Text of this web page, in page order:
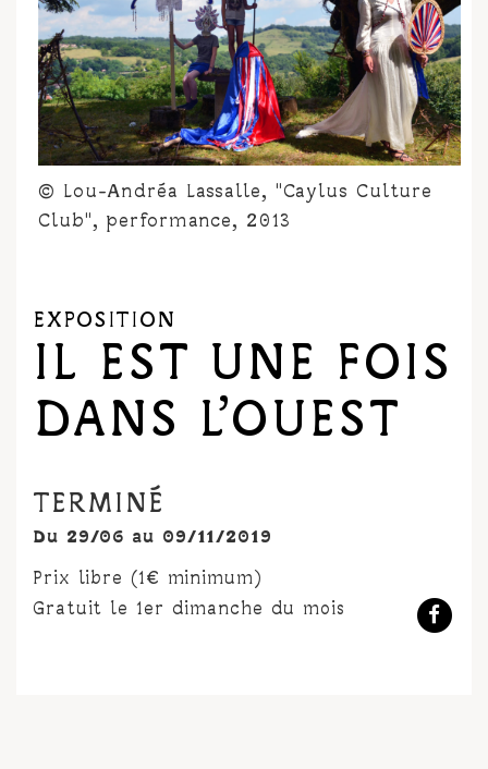
© Lou-Andréa Lassalle, "Caylus Culture
Club", performance, 2013
EXPOSITION
IL EST UNE FOIS
DANS L’OUEST
TERMINÉ
Du 29/06 au 09/11/2019
Prix libre (1€ minimum)
Gratuit le 1er dimanche du mois